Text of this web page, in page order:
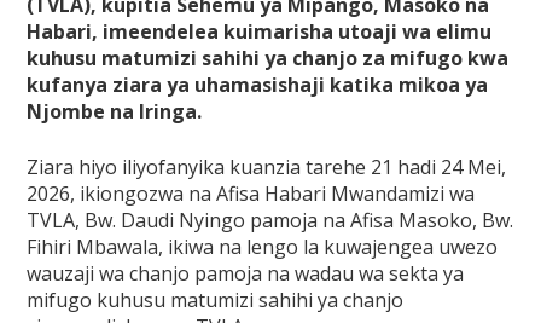
Habari, imeendelea kuimarisha utoaji wa elimu
kuhusu matumizi sahihi ya chanjo za mifugo kwa
kufanya ziara ya uhamasishaji katika mikoa ya
Njombe na Iringa.
Ziara hiyo iliyofanyika kuanzia tarehe 21 hadi 24 Mei,
2026, ikiongozwa na Afisa Habari Mwandamizi wa
TVLA, Bw. Daudi Nyingo pamoja na Afisa Masoko, Bw.
Fihiri Mbawala, ikiwa na lengo la kuwajengea uwezo
wauzaji wa chanjo pamoja na wadau wa sekta ya
mifugo kuhusu matumizi sahihi ya chanjo